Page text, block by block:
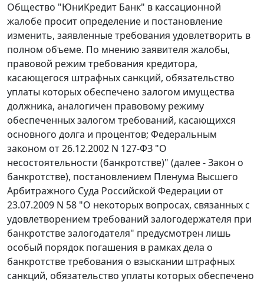
Общество "ЮниКредит Банк" в кассационной
жалобе просит определение и постановление
изменить, заявленные требования удовлетворить в
полном объеме. По мнению заявителя жалобы,
правовой режим требования кредитора,
касающегося штрафных санкций, обязательство
уплаты которых обеспечено залогом имущества
должника, аналогичен правовому режиму
обеспеченных залогом требований, касающихся
основного долга и процентов; Федеральным
законом от 26.12.2002 N 127-ФЗ "О
несостоятельности (банкротстве)" (далее - Закон о
банкротстве), постановлением Пленума Высшего
Арбитражного Суда Российской Федерации от
23.07.2009 N 58 "О некоторых вопросах, связанных с
удовлетворением требований залогодержателя при
банкротстве залогодателя" предусмотрен лишь
особый порядок погашения в рамках дела о
банкротстве требования о взыскании штрафных
санкций, обязательство уплаты которых обеспечено